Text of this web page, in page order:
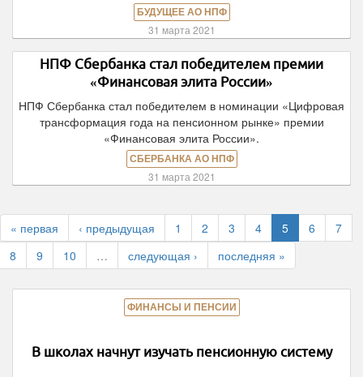
БУДУЩЕЕ АО НПФ
31 марта 2021
НПФ Сбербанка стал победителем премии
«Финансовая элита России»
НПФ Сбербанка стал победителем в номинации «Цифровая
трансформация года на пенсионном рынке» премии
«Финансовая элита России».
СБЕРБАНКА АО НПФ
31 марта 2021
« первая ‹ предыдущая 1 2 3 4 5 6
7
8
9 10 … следующая › последняя »
ФИНАНСЫ И ПЕНСИИ
В школах начнут изучать пенсионную систему